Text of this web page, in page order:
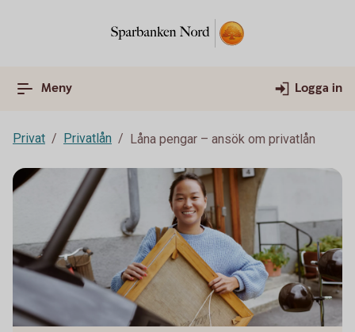
Meny Logga in
Privat Privatlån Låna pengar – ansök om privatlån